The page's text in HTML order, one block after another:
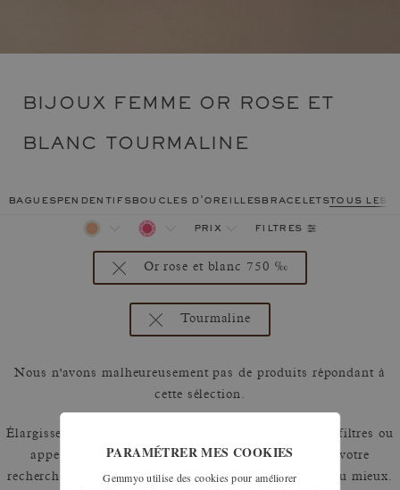
BIJOUX FEMME OR ROSE ET
BLANC TOURMALINE
baguespendentifsboucles d'oreillesbraceletstous les
prix filtres
Or rose et blanc 750 ‰
Tourmaline
Nous n'avons malheureusement pas de produits répondant à
cette sélection.
Élargissez votre recherche en retirant un ou plusieurs filtres ou
appelez nous au 01 42 46 90 89 pour discuter de votre
recherche et voir comment nous pouvons y répondre au mieux.
PARAMÉTRER MES COOKIES
Gemmyo utilise des cookies pour améliorer